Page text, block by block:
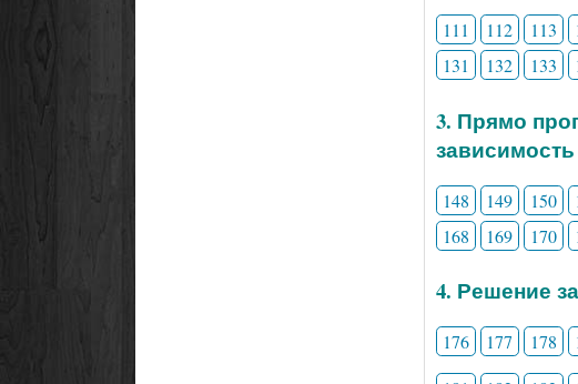
111 112 113
131
132 133
3. Прямо
зависимость
148 149 150
168
169 170
4. Решение
176 177 178